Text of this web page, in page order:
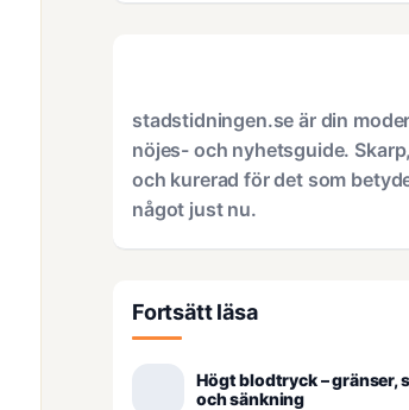
stadstidningen.se är din
nöjes- och nyhetsguide.
och kurerad för det som
något just nu.
Fortsätt läsa
Högt blodtryck – gränser,
och sänkning